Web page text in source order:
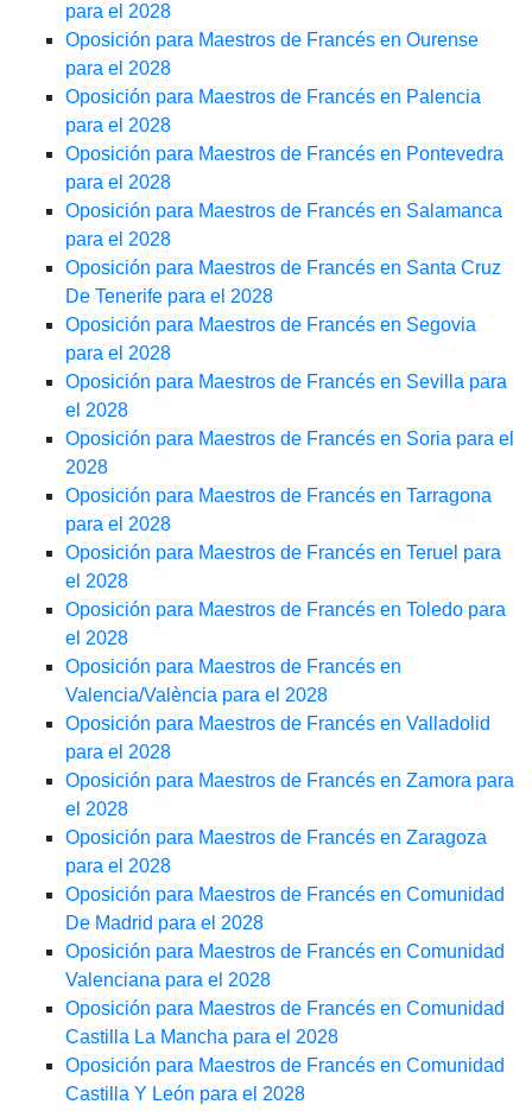
para el 2028
Oposición para Maestros de Francés en Ourense
para el 2028
Oposición para Maestros de Francés en Palencia
para el 2028
Oposición para Maestros de Francés en Pontevedra
para el 2028
Oposición para Maestros de Francés en Salamanca
para el 2028
Oposición para Maestros de Francés en Santa Cruz
De Tenerife para el 2028
Oposición para Maestros de Francés en Segovia
para el 2028
Oposición para Maestros de Francés en Sevilla para
el 2028
Oposición para Maestros de Francés en Soria para el
2028
Oposición para Maestros de Francés en Tarragona
para el 2028
Oposición para Maestros de Francés en Teruel para
el 2028
Oposición para Maestros de Francés en Toledo para
el 2028
Oposición para Maestros de Francés en
Valencia/València para el 2028
Oposición para Maestros de Francés en Valladolid
para el 2028
Oposición para Maestros de Francés en Zamora para
el 2028
Oposición para Maestros de Francés en Zaragoza
para el 2028
Oposición para Maestros de Francés en Comunidad
De Madrid para el 2028
Oposición para Maestros de Francés en Comunidad
Valenciana para el 2028
Oposición para Maestros de Francés en Comunidad
Castilla La Mancha para el 2028
Oposición para Maestros de Francés en Comunidad
Castilla Y León para el 2028